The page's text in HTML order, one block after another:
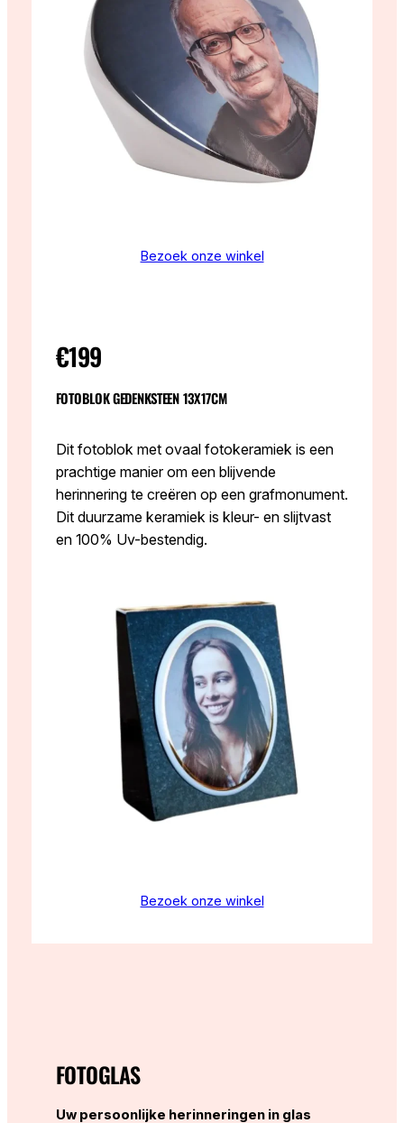
Bezoek onze winkel
€199
FOTOBLOK GEDENKSTEEN 13X17CM
Dit fotoblok met ovaal fotokeramiek is een
prachtige manier om een blijvende
herinnering te creëren op een grafmonument.
Dit duurzame keramiek is kleur- en slijtvast
en 100% Uv-bestendig.
Bezoek onze winkel
FOTOGLAS
Uw persoonlijke herinneringen in glas